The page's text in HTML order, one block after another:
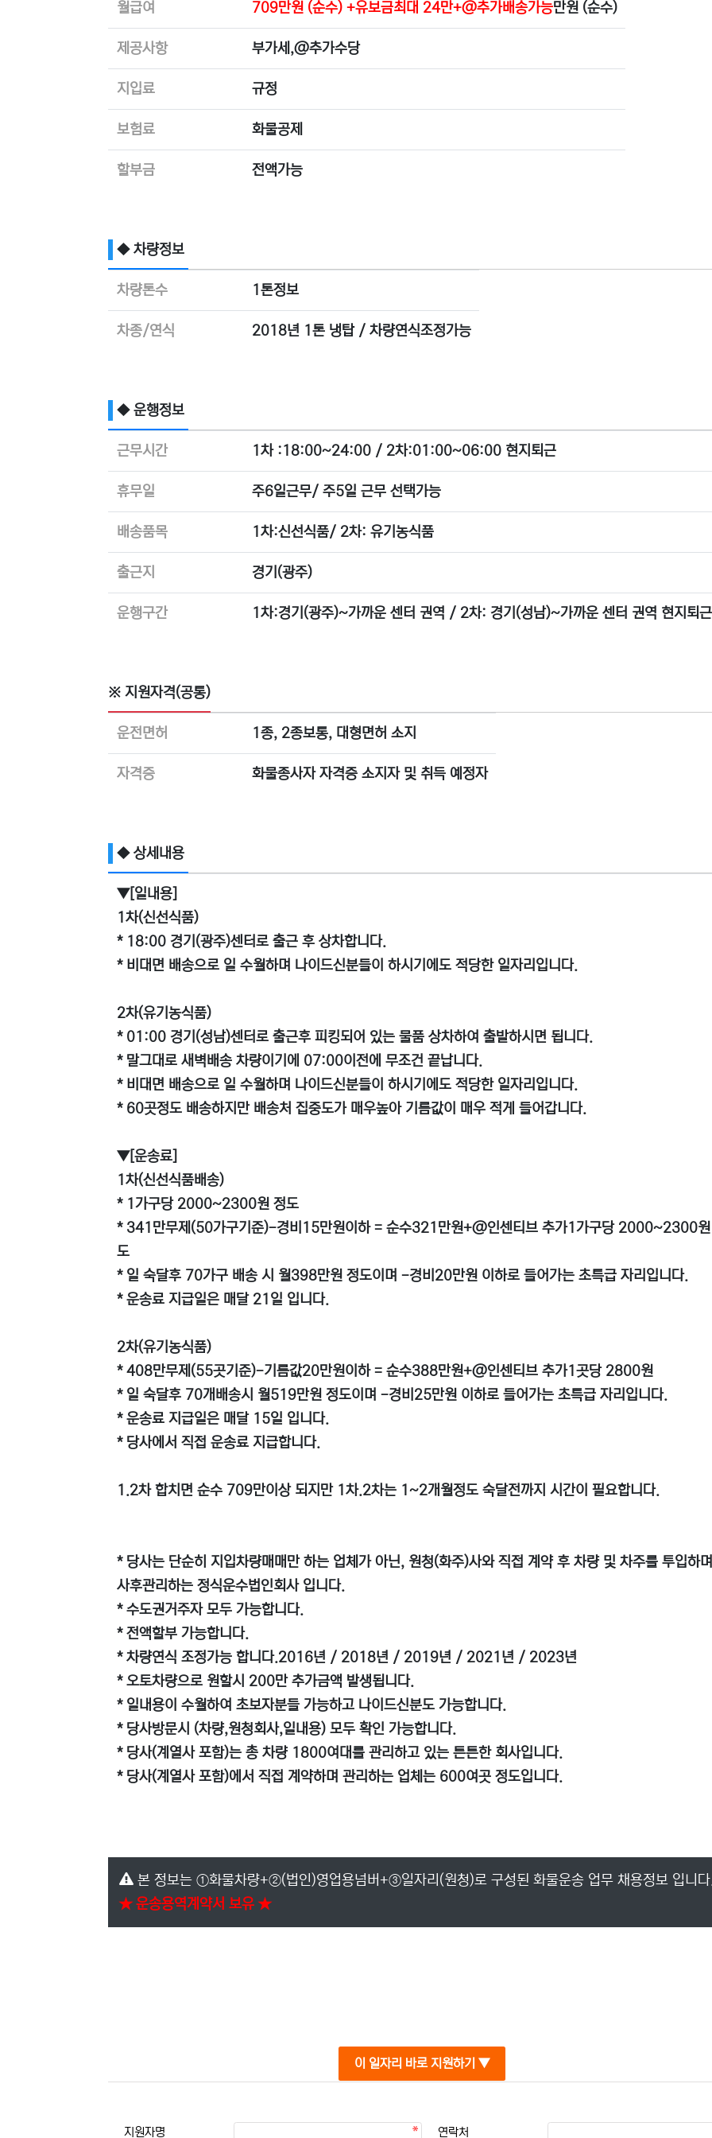
월급여 709만원 (순수) +유보금최대 24만+@추가배송가능만원 (순수)
제공사항 부가세,@추가수당
지입료 규정
보험료 화물공제
할부금 전액가능
◆ 차량정보
차량톤수 1톤정보
차종/연식 2018년 1톤 냉탑 / 차량연식조정가능
◆ 운행정보
근무시간 1차 :18:00~24:00 / 2차:01:00~06:00 현지퇴근
휴무일 주6일근무/ 주5일 근무 선택가능
배송품목 1차:신선식품/ 2차: 유기농식품
출근지 경기(광주)
운행구간 1차:경기(광주)~가까운 센터 권역 / 2차: 경기(성남)~가까운 센터 권역 현지퇴근
※ 지원자격(공통)
운전면허 1종, 2종보통, 대형면허 소지
자격증 화물종사자 자격증 소지자 및 취득 예정자
◆ 상세내용
▼[일내용]
1차(신선식품)
* 18:00 경기(광주)센터로 출근 후 상차합니다.
* 비대면 배송으로 일 수월하며 나이드신분들이 하시기에도 적당한 일자리입니다.
2차(유기농식품)
* 01:00 경기(성남)센터로 출근후 피킹되어 있는 물품 상차하여 출발하시면 됩니다.
* 말그대로 새벽배송 차량이기에 07:00이전에 무조건 끝납니다.
* 비대면 배송으로 일 수월하며 나이드신분들이 하시기에도 적당한 일자리입니다.
* 60곳정도 배송하지만 배송처 집중도가 매우높아 기름값이 매우 적게 들어갑니다.
▼[운송료]
1차(신선식품배송)
* 1가구당 2000~2300원 정도
* 341만무제(50가구기준)-경비15만원이하 = 순수321만원+@인센티브 추가1가구당 2000~2300원
도
* 일 숙달후 70가구 배송 시 월398만원 정도이며 -경비20만원 이하로 들어가는 초특급 자리입니다.
* 운송료 지급일은 매달 21일 입니다.
2차(유기농식품)
* 408만무제(55곳기준)-기름값20만원이하 = 순수388만원+@인센티브 추가1곳당 2800원
* 일 숙달후 70개배송시 월519만원 정도이며 -경비25만원 이하로 들어가는 초특급 자리입니다.
* 운송료 지급일은 매달 15일 입니다.
* 당사에서 직접 운송료 지급합니다.
1.2차 합치면 순수 709만이상 되지만 1차.2차는 1~2개월정도 숙달전까지 시간이 필요합니다.
* 당사는 단순히 지입차량매매만 하는 업체가 아닌, 원청(화주)사와 직접 계약 후 차량 및 차주를 투입하
사후관리하는 정식운수법인회사 입니다.
* 수도권거주자 모두 가능합니다.
* 전액할부 가능합니다.
* 차량연식 조정가능 합니다.2016년 / 2018년 / 2019년 / 2021년 / 2023년
* 오토차량으로 원할시 200만 추가금액 발생됩니다.
* 일내용이 수월하여 초보자분들 가능하고 나이드신분도 가능합니다.
* 당사방문시 (차량,원청회사,일내용) 모두 확인 가능합니다.
* 당사(계열사 포함)는 총 차량 1800여대를 관리하고 있는 튼튼한 회사입니다.
* 당사(계열사 포함)에서 직접 계약하며 관리하는 업체는 600여곳 정도입니다.
본 정보는 ①화물차량+②(법인)영업용넘버+③일자리(원청)로 구성된 화물운송 업무 채용정보 입니
★ 운송용역계약서 보유 ★
이 일자리 바로 지원하기 ▼
지원자명 연락처